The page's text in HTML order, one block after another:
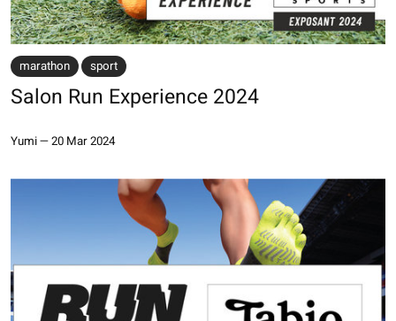
marathon sport
Salon Run Experience 2024
Yumi—20 Mar 2024